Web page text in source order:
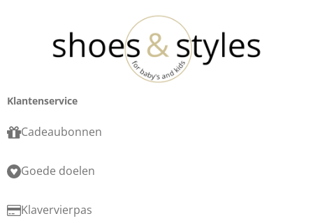
Klantenservice
Cadeaubonnen
Goede doelen
Klavervierpas